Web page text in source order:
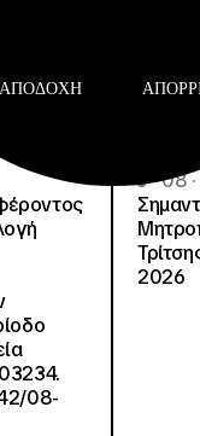
08-
08
2026
ΑΠΟΔΟΧΉ